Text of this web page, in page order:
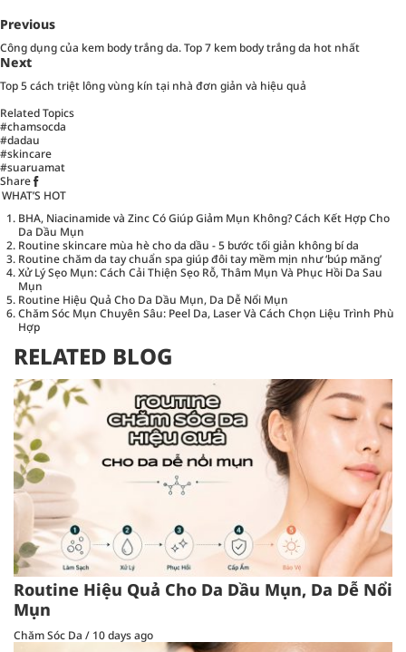
Previous
Công dụng của kem body trắng da. Top 7 kem body trắng da hot nhất
Next
Top 5 cách triệt lông vùng kín tại nhà đơn giản và hiệu quả
Related Topics
#chamsocda
#dadau
#skincare
#suaruamat
Share
WHAT’S HOT
BHA, Niacinamide và Zinc Có Giúp Giảm Mụn Không? Cách Kết Hợp Cho
Da Dầu Mụn
Routine skincare mùa hè cho da dầu - 5 bước tối giản không bí da
Routine chăm da tay chuẩn spa giúp đôi tay mềm mịn như ‘búp măng’
Xử Lý Sẹo Mụn: Cách Cải Thiện Sẹo Rỗ, Thâm Mụn Và Phục Hồi Da Sau
Mụn
Routine Hiệu Quả Cho Da Dầu Mụn, Da Dễ Nổi Mụn
Chăm Sóc Mụn Chuyên Sâu: Peel Da, Laser Và Cách Chọn Liệu Trình Phù
Hợp
RELATED BLOG
Routine Hiệu Quả Cho Da Dầu Mụn, Da Dễ Nổi
Mụn
Chăm Sóc Da / 10 days ago